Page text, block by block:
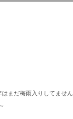
まだ梅雨入りしてませ